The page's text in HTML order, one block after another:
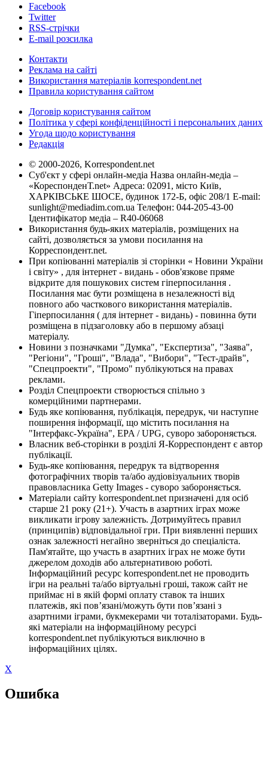
Facebook
Twitter
RSS-стрічки
E-mail розсилка
Контакти
Реклама на сайті
Використання матеріалів korrespondent.net
Правила користування сайтом
Договір користування сайтом
Політика у сфері конфіденційності і персональних даних
Угода щодо користування
Редакція
© 2000-2026, Korrespondent.net
Суб'єкт у сфері онлайн-медіа Назва онлайн-медіа –
«КореспонденТ.net» Адреса: 02091, місто Київ,
ХАРКІВСЬКЕ ШОСЕ, будинок 172-Б, офіс 208/1 E-mail:
sunlight@mediadim.com.ua Телефон: 044-205-43-00
Ідентифікатор медіа – R40-06068
Використання будь-яких матеріалів, розміщених на
сайті, дозволяється за умови посилання на
Корреспондент.net.
При копіюванні матеріалів зі сторінки « Новини України
і світу» , для інтернет - видань - обов'язкове пряме
відкрите для пошукових систем гіперпосилання .
Посилання має бути розміщена в незалежності від
повного або часткового використання матеріалів.
Гіперпосилання ( для інтернет - видань) - повинна бути
розміщена в підзаголовку або в першому абзаці
матеріалу.
Новини з позначками "Думка", "Експертиза", "Заява",
"Регіони", "Гроші", "Влада", "Вибори", "Тест-драйв",
"Спецпроекти", "Промо" публікуються на правах
реклами.
Розділ Спецпроекти створюється спільно з
комерційними партнерами.
Будь яке копіювання, публікація, передрук, чи наступне
поширення інформації, що містить посилання на
"Інтерфакс-Україна", EPA / UPG, суворо забороняється.
Власник веб-сторінки в розділі Я-Корреспондент є автор
публікації.
Будь-яке копіювання, передрук та відтворення
фотографічних творів та/або аудіовізуальних творів
правовласника Getty Images - суворо забороняється.
Матеріали сайту korrespondent.net призначені для осіб
старше 21 року (21+). Участь в азартних іграх може
викликати ігрову залежність. Дотримуйтесь правил
(принципів) відповідальної гри. При виявленні перших
ознак залежності негайно зверніться до спеціаліста.
Пам'ятайте, що участь в азартних іграх не може бути
джерелом доходів або альтернативою роботі.
Інформаційний ресурс korrespondent.net не проводить
ігри на реальні та/або віртуальні гроші, також сайт не
приймає ні в якій формі оплату ставок та інших
платежів, які пов’язані/можуть бути пов’язані з
азартними іграми, букмекерами чи тоталізаторами. Будь-
які матеріали на інформаційному ресурсі
korrespondent.net публікуються виключно в
інформаційних цілях.
X
Ошибка